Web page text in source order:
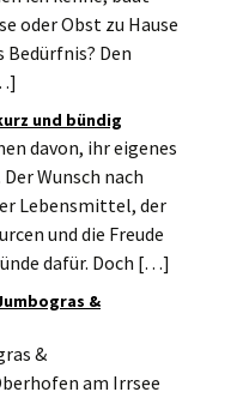
oder Obst zu Hause
Bedürfnis? Den
und bündig
davon, ihr eigenes
Wunsch nach
Lebensmittel, der
und die Freude
dafür. Doch […]
&
&
am Irrsee